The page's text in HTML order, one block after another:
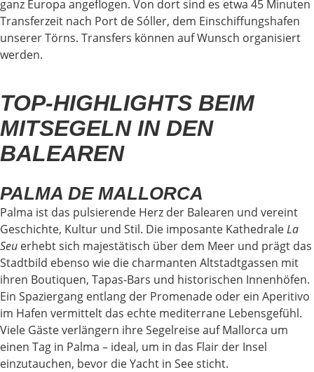
ganz Europa angeflogen. Von dort sind es etwa 45 Minuten
Transferzeit nach Port de Sóller, dem Einschiffungshafen
unserer Törns. Transfers können auf Wunsch organisiert
werden.
TOP-HIGHLIGHTS BEIM
MITSEGELN IN DEN
BALEAREN
PALMA DE MALLORCA
Palma ist das pulsierende Herz der Balearen und vereint
Geschichte, Kultur und Stil. Die imposante KathedraleLa
Seu erhebt sich majestätisch über dem Meer und prägt das
Stadtbild ebenso wie die charmanten Altstadtgassen mit
ihren Boutiquen, Tapas-Bars und historischen Innenhöfen.
Ein Spaziergang entlang der Promenade oder ein Aperitivo
im Hafen vermittelt das echte mediterrane Lebensgefühl.
Viele Gäste verlängern ihre Segelreise auf Mallorca um
einen Tag in Palma – ideal, um in das Flair der Insel
einzutauchen, bevor die Yacht in See sticht.